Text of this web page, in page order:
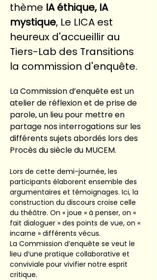
thème IA éthique, IA
mystique, Le LICA est
heureux d'accueillir au
Tiers-Lab des Transitions
la commission d'enquête.
La Commission d’enquête est un
atelier de réflexion et de prise de
parole, un lieu pour mettre en
partage nos interrogations sur les
différents sujets abordés lors des
Procès du siècle du MUCEM.
Lors de cette demi-journée, les
participants élaborent ensemble des
argumentaires et témoignages. Ici, la
construction du discours croise celle
du théâtre. On « joue » à penser, on «
fait dialoguer » des points de vue, on «
incarne » différents vécus.
La Commission d’enquête se veut le
lieu d’une pratique collaborative et
conviviale pour vivifier notre esprit
critique.